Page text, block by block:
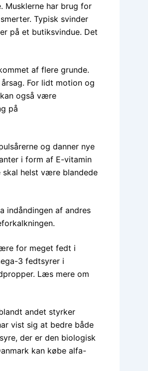
Musklerne har brug for
Typisk svinder
på et butiksvindue. Det
af flere grunde.
For lidt motion og
også være
på
og danner nye
i form af E-vitamin
helst være blandede
indåndingen af andres
for meget fedt i
3 fedtsyrer i
Læs mere om
andet styrker
vist sig at bedre både
der er den biologisk
kan købe alfa-